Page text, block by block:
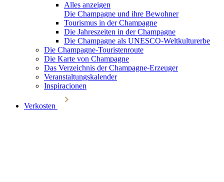
Alles anzeigen
Die Champagne und ihre Bewohner
Tourismus in der Champagne
Die Jahreszeiten in der Champagne
Die Champagne als UNESCO-Weltkulturerbe
Die Champagne-Touristenroute
Die Karte von Champagne
Das Verzeichnis der Champagne-Erzeuger
Veranstaltungskalender
Inspiracionen
Verkosten